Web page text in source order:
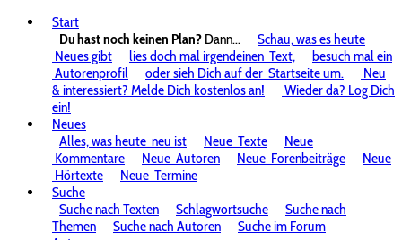
Start
Du hast noch keinen Plan? Dann...
Schau, was es heute
Neues gibt
lies doch mal irgendeinen Text,
besuch mal ein
Autorenprofil
oder sieh Dich auf der Startseite um.
Neu
& interessiert? Melde Dich kostenlos an!
Wieder da? Log Dich
ein!
Neues
Alles, was heute neu ist Neue Texte
Neue
Kommentare
Neue Autoren Neue Forenbeiträge
Neue
Hörtexte
Neue Termine
Suche
Suche nach Texten
Schlagwortsuche
Suche nach
Themen
Suche nach Autoren
Suche im Forum